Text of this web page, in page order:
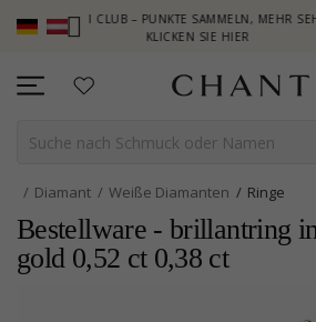
CLUB – PUNKTE SAMMELN, MEHR SEHEN –
KLICKEN SIE HIER
Diamant Weiße Diamanten Ringe
Bestellware - brillantring
gold 0,52 ct 0,38 ct